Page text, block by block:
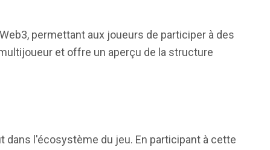
permettant aux joueurs de participer à des
et offre un aperçu de la structure
l'écosystème du jeu. En participant à cette